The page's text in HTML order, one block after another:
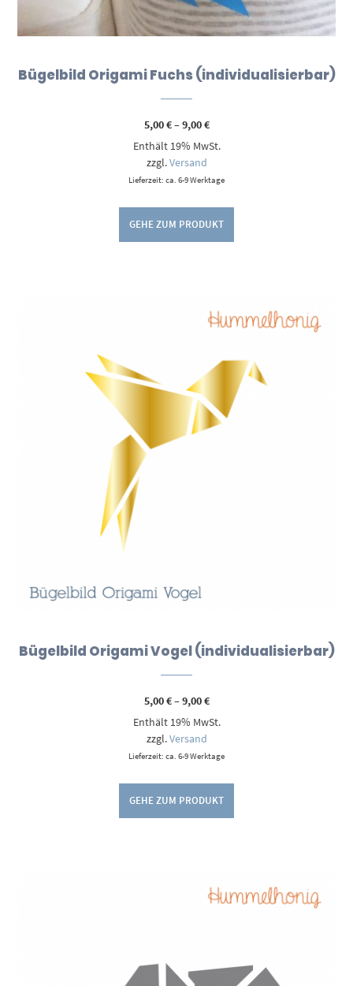
Bügelbild Origami Fuchs (individualisierbar)
5,00€–9,00€Preisspanne:
bis
Enthält 19% MwSt.
zzgl.Versand
Lieferzeit: ca. 6-9 Werktage
GEHE ZUM PRODUKT
Bügelbild Origami Vogel (individualisierbar)
5,00€–9,00€Preisspanne:
bis
Enthält 19% MwSt.
zzgl.Versand
Lieferzeit: ca. 6-9 Werktage
GEHE ZUM PRODUKT